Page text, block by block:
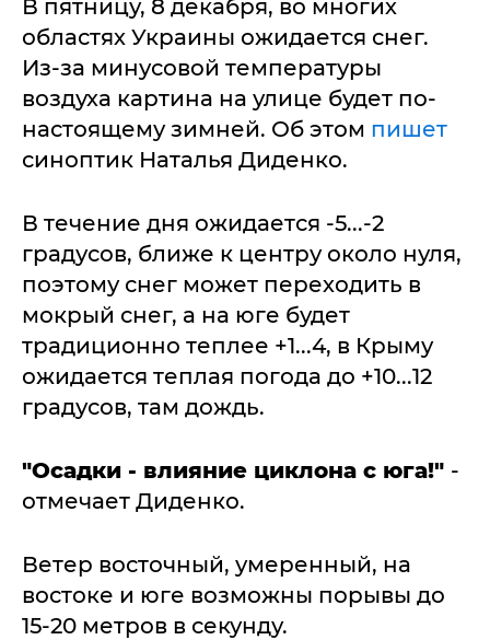
В пятницу, 8 декабря, во многих
областях Украины ожидается снег.
Из-за минусовой температуры
воздуха картина на улице будет по-
настоящему зимней. Об этом пишет
синоптик Наталья Диденко.
В течение дня ожидается -5...-2
градусов, ближе к центру около нуля,
поэтому снег может переходить в
мокрый снег, а на юге будет
традиционно теплее +1...4, в Крыму
ожидается теплая погода до +10...12
градусов, там дождь.
"Осадки - влияние циклона с юга!" -
отмечает Диденко.
Ветер восточный, умеренный, на
востоке и юге возможны порывы до
15-20 метров в секунду.